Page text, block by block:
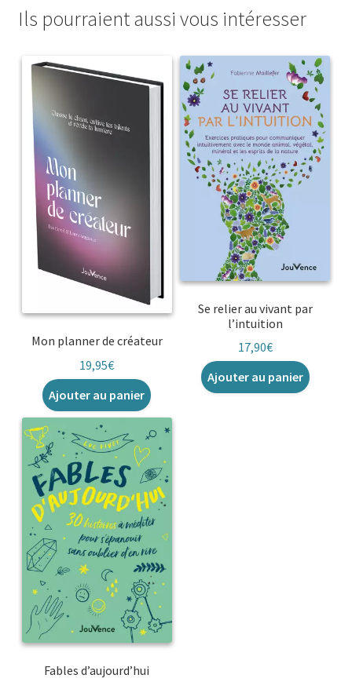
Ils pourraient aussi vous intéresser
Mon planner de créateur
19,95€
Ajouter au panier
Se relier au vivant par
l’intuition
17,90€
Ajouter au panier
Fables d’aujourd’hui